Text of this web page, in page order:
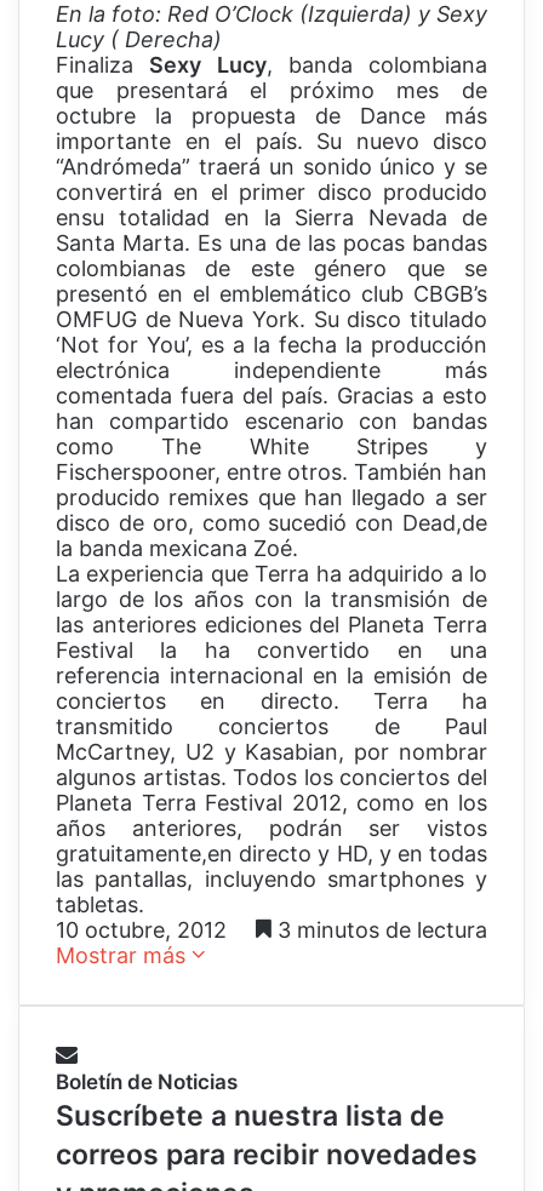
En la foto: Red O’Clock (Izquierda) y Sexy
Lucy ( Derecha)
Finaliza Sexy Lucy, banda colombiana
que presentará el próximo mes de
octubre la propuesta de Dance más
importante en el país. Su nuevo disco
“Andrómeda” traerá un sonido único y se
convertirá en el primer disco producido
ensu totalidad en la Sierra Nevada de
Santa Marta. Es una de las pocas bandas
colombianas de este género que se
presentó en el emblemático club CBGB’s
OMFUG de Nueva York. Su disco titulado
‘Not for You’, es a la fecha la producción
electrónica independiente más
comentada fuera del país. Gracias a esto
han compartido escenario con bandas
como The White Stripes y
Fischerspooner, entre otros. También han
producido remixes que han llegado a ser
disco de oro, como sucedió con Dead,de
la banda mexicana Zoé.
La experiencia que Terra ha adquirido a lo
largo de los años con la transmisión de
las anteriores ediciones del Planeta Terra
Festival la ha convertido en una
referencia internacional en la emisión de
conciertos en directo. Terra ha
transmitido conciertos de Paul
McCartney, U2 y Kasabian, por nombrar
algunos artistas. Todos los conciertos del
Planeta Terra Festival 2012, como en los
años anteriores, podrán ser vistos
gratuitamente,en directo y HD, y en todas
las pantallas, incluyendo smartphones y
tabletas.
10 octubre, 2012
3 minutos de lectura
Mostrar más
Boletín de Noticias
Suscríbete a nuestra lista de
correos para recibir novedades